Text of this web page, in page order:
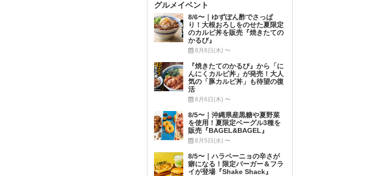
グルメイベント
8/6〜｜ゆずぽん酢でさっぱ
り！大根おろしをのせた夏限定
のカルビ丼を販売『焼きたての
かるび』
8月6日(木) 〜
『焼きたてのかるび』から「に
んにくカルビ丼」が発売！大人
気の「豚カルビ丼」も待望の復
活
8月6日(木) 〜
8/5〜｜沖縄県産黒糖や夏野菜
を使用！夏限定ベーグル3種を
販売『BAGEL&BAGEL』
8月5日(水) 〜
8/5〜｜ハラペーニョの辛さが
癖になる！限定バーガー＆フラ
イが登場『Shake Shack』